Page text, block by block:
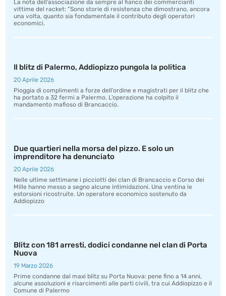
La nota dell’associazione da sempre al fianco dei commercianti
vittime del racket: “Sono storie di resistenza che dimostrano, ancora
una volta, quanto sia fondamentale il contributo degli operatori
economici.
Il blitz di Palermo, Addiopizzo pungola la politica
20 Aprile 2026
Pioggia di complimenti a forze dell’ordine e magistrati per il blitz che
ha portato a 32 fermi a Palermo. L’operazione ha colpito il
mandamento mafioso di Brancaccio.
Due quartieri nella morsa del pizzo. E solo un
imprenditore ha denunciato
20 Aprile 2026
Nelle ultime settimane i picciotti dei clan di Brancaccio e Corso dei
Mille hanno messo a segno alcune intimidazioni. Una ventina le
estorsioni ricostruite. Un operatore economico sostenuto da
Addiopizzo
Blitz con 181 arresti, dodici condanne nel clan di Porta
Nuova
19 Marzo 2026
Prime condanne dal maxi blitz su Porta Nuova: pene fino a 14 anni,
alcune assoluzioni e risarcimenti alle parti civili, tra cui Addiopizzo e il
Comune di Palermo